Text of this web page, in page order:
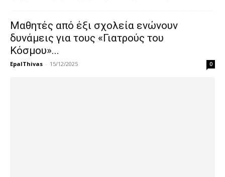
Μαθητές από έξι σχολεία ενώνουν
δυνάμεις για τους «Γιατρούς του
Κόσμου»...
EpalThivas - 15/12/2025 0